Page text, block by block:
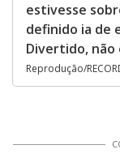
estivesse
definido ia de
Divertido, não
Reprodução/